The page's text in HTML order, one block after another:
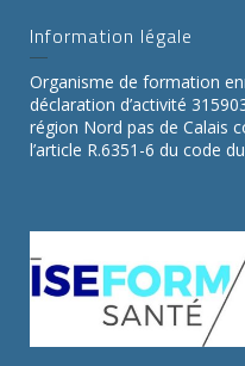
Information légale
Organisme de formation
déclaration d’activité
région Nord pas de Calais
l’article R.6351-6 du code